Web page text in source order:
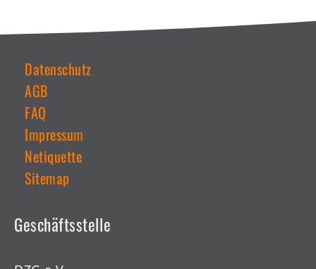
Weiterführende
Links
Datenschutz
AGB
FAQ
Impressum
Netiquette